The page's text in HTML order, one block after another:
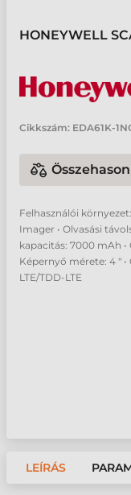
HONEYWELL
Cikkszám: EDA61K-
Felhasználói
Imager • Olvasási
kapacitás: 7000 mAh •
Képernyő mérete: 4 " •
LTE/TDD-LTE
LEÍRÁS